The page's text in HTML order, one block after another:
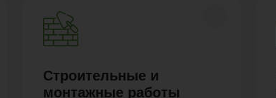
Строительные и
монтажные работы